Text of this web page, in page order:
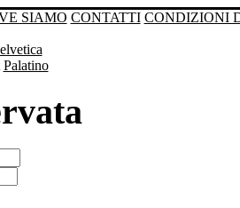
SIAMO CONTATTI CONDIZIONI
Palatino